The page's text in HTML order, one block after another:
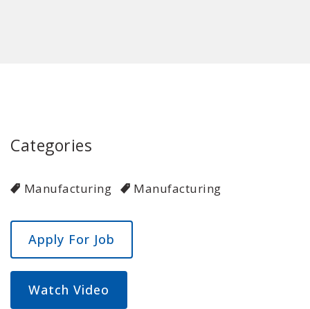
Categories
Manufacturing Manufacturing
Watch Video